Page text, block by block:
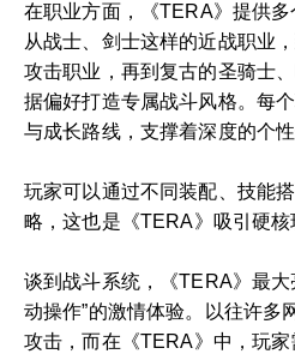
在职业方面，《TERA》提供多
从战士、剑士这样的近战职业
攻击职业，再到复古的圣骑士
据偏好打造专属战斗风格。每
与成长路线，支撑着深度的个性
玩家可以通过不同装配、技能
略，这也是《TERA》吸引硬核
谈到战斗系统，《TERA》最
动操作”的激情体验。以往许多
攻击，而在《TERA》中，玩